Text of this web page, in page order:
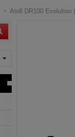
Atoll DR100 Evolution